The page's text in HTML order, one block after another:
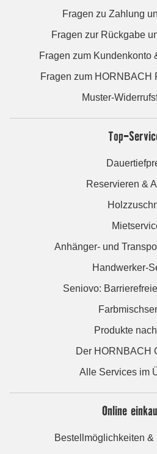
Fragen zu Zahlung
Fragen zur Rückgabe
Fragen zum Kundenkonto
Fragen zum HORNBACH
Muster-
Top-
Reservieren &
Anhänger- und
Handwerker-
Seniovo:
Produkte
Der HORNBACH
Alle Services im
Online
Bestellmöglichkeiten &